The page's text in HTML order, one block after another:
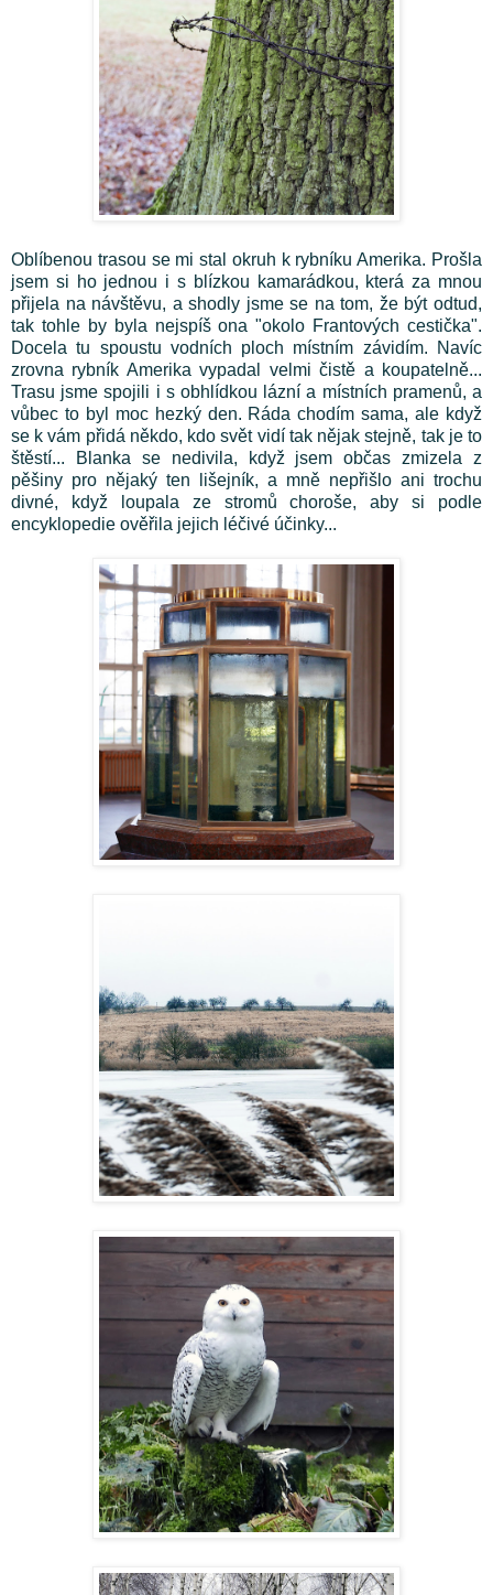
Oblíbenou trasou se mi stal okruh k rybníku Amerika. Prošla
jsem si ho jednou i s blízkou kamarádkou, která za mnou
přijela na návštěvu, a shodly jsme se na tom, že být odtud,
tak tohle by byla nejspíš ona "okolo Frantových cestička".
Docela tu spoustu vodních ploch místním závidím. Navíc
zrovna rybník Amerika vypadal velmi čistě a koupatelně...
Trasu jsme spojili i s obhlídkou lázní a místních pramenů, a
vůbec to byl moc hezký den. Ráda chodím sama, ale když
se k vám přidá někdo, kdo svět vidí tak nějak stejně, tak je to
štěstí... Blanka se nedivila, když jsem občas zmizela z
pěšiny pro nějaký ten lišejník, a mně nepřišlo ani trochu
divné, když loupala ze stromů choroše, aby si podle
encyklopedie ověřila jejich léčivé účinky...